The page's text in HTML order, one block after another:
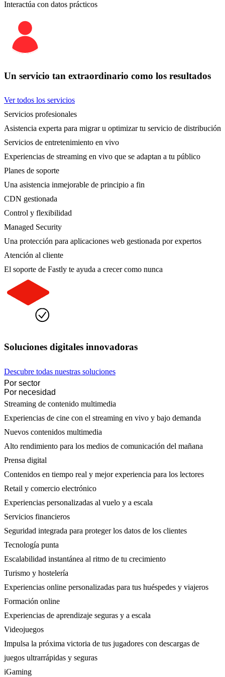
Interactúa con datos prácticos
Un servicio tan extraordinario como los resultados
Ver todos los servicios
Servicios profesionales
Asistencia experta para migrar u optimizar tu servicio de distribución
Servicios de entretenimiento en vivo
Experiencias de streaming en vivo que se adaptan a tu público
Planes de soporte
Una asistencia inmejorable de principio a fin
CDN gestionada
Control y flexibilidad
Managed Security
Una protección para aplicaciones web gestionada por expertos
Atención al cliente
El soporte de Fastly te ayuda a crecer como nunca
Soluciones digitales innovadoras
Descubre todas nuestras soluciones
Por sector
Por necesidad
Streaming de contenido multimedia
Experiencias de cine con el streaming en vivo y bajo demanda
Nuevos contenidos multimedia
Alto rendimiento para los medios de comunicación del mañana
Prensa digital
Contenidos en tiempo real y mejor experiencia para los lectores
Retail y comercio electrónico
Experiencias personalizadas al vuelo y a escala
Servicios financieros
Seguridad integrada para proteger los datos de los clientes
Tecnología punta
Escalabilidad instantánea al ritmo de tu crecimiento
Turismo y hostelería
Experiencias online personalizadas para tus huéspedes y viajeros
Formación online
Experiencias de aprendizaje seguras y a escala
Videojuegos
Impulsa la próxima victoria de tus jugadores con descargas de
juegos ultrarrápidas y seguras
iGaming